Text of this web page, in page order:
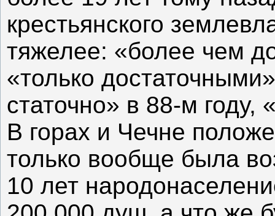
крестьянского
тяжелее: «более чем
«только
статочно» в 88-м году,
В горах и Чечне
только вообще была
10 лет